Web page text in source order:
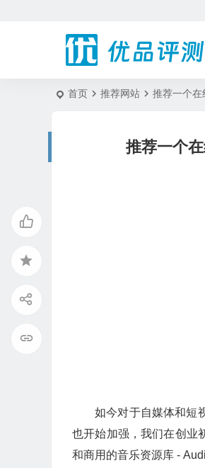
首页 推荐网站 推荐一个
推荐一个
如今对于自媒体和短
也开始加强，我们在创业
和商用的音乐资源库 -